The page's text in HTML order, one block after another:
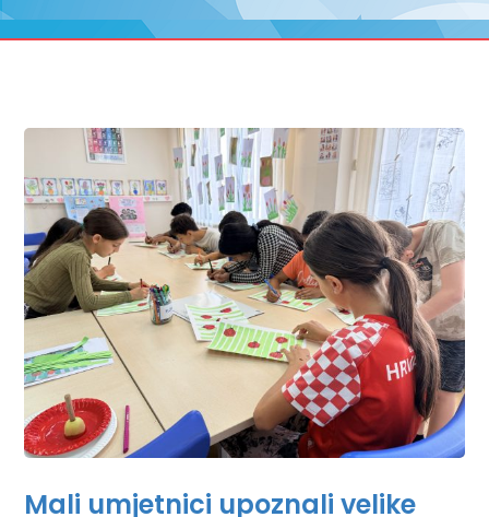
Mali umjetnici upoznali velike